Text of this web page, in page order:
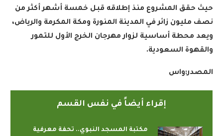
حيث حقق المشروع منذ إطلاقه قبل خمسة أشهر أكثر من
نصف مليون زائر في المدينة المنورة ومكة المكرمة والرياض،
ويعد محطة أساسية لزوار مهرجان الخرج الأول للتمور
والقهوة السعودية.
المصدر:واس
إقراء أيضاً في نفس القسم
مكتبة المسجد النبوي.. تحفة معرفية